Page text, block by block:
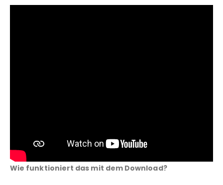
Wie funktioniert das mit dem Download?